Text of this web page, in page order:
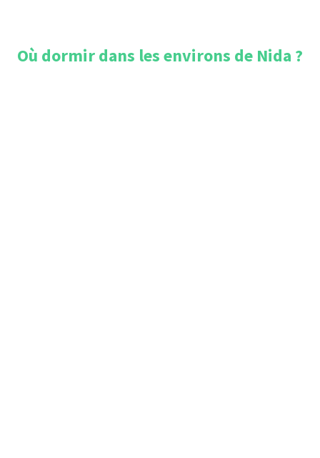
Où dormir dans les environs de Nida ?